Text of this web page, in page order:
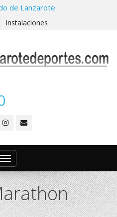
de Lanzarote
Instalaciones
Toggle
navigation